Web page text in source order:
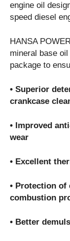
engine oil
speed diesel
HANSA
mineral base
package to
• Superior
crankcase
• Improved
wear
• Excellent
• Protection of
combustion
• Better